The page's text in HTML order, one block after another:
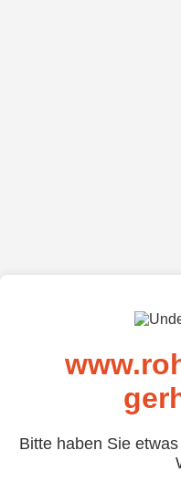
Bitte haben Sie